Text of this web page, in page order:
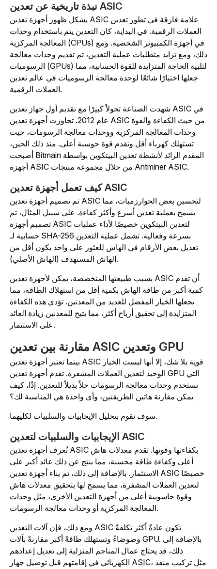
نبذة تاريخية عن تعدين ASIC
يشكل ظهور أجهزة تعدين ASIC علامة فارقة في تطور تعدين
العملات الرقمية. في البداية، كان التعدين يتم باستخدام وحدات
المعالجة المركزية (CPUs) في أجهزة الكمبيوتر الشخصية. ومع
ومع تزايد متطلبات عملية التعدين، تم تقديم وحدات معالجة
الرسوميات (GPUs) لتلبية الحاجة المتزايدة للقوة الحسابية، مما
جعلها اختيارًا شائعًا لوحدة معالجة الرسوميات في عالم تعدين
شهدت الصناعة تحولاً كبيرًا مع تقديم أول جهاز تعدين ASIC في
عام 2012. تجاوزت أجهزة تعدين ASIC من حيث الكفاءة والقوة
وحدات المعالجة المركزية ووحدات معالجة الرسومات، حيث
تستهلك كهرباء أقل وتقدم قوة حوسبة أعلى. منذ ذلك الحين،
أصبحت Bitmain المقدم الرائد لأنشطة تعدين البيتكوين بواسطة
أجهزة ASIC من خلال مجموعة منتجات Antminer ASIC.
كيف تعمل أجهزة تعدين ASIC
تم تصميم أجهزة تعدين ASIC لتحسين بعض الخوارزميات، مما
يسمح بعملية تعدين أسرع وأكثر كفاءة. على سبيل المثال، تم
تصميم أجهزة ASIC لتعدين البيتكوين خصيصًا لأداء عمليات
حسابية لـ SHA-256 بسرعة وفعالية. تشمل عملية التعدين
تعديل بعض الأرقام في الهاش للعثور على واحد يكون أقل من
بسبب طبيعتها المتخصصة، يمكن لأجهزة تعدين ASIC أن تقدم
كمية أكبر من طاقة الهاش بكمية أقل من استهلاك الطاقة، مما
يجعلها الخيار المفضل للعديد من المعدنين. تؤدي هذه الكفاءة
المتزايدة إلى تحقيق أرباح أكثر، مما يتيح للمعدنين زيادة العائد
مقارنة بين تعدين ASIC وتعدين GPU
بينما تعتبر أجهزة تعدين ASIC قوية بلا شك، إلا أنها ليست الخيار
الوحيد لتعدين العملات المشفرة. تقدم أجهزة تعدين GPU التي
تستخدم وحدات معالجة الرسومات حلاً بديلاً للتعدين. إذًا، كيف
يمكن مقارنة هاتين الطريقتين، وأي واحدة هي المناسبة لك؟
الإيجابيات والسلبيات لتعدين ASIC
تُعرف أجهزة تعدين ASIC بكفاءتها وقوتها. تقدم معدلات هاش
أعلى وكفاءة طاقة محسنة، مما ينتج عن ذلك عائد أكبر على
الاستثمار. بالإضافة إلى ذلك، تم بناء أجهزة تعدين ASIC خصيصًا
لتعدين العملات المشفرة، مما يسمح لها بتحقيق معدلات هاش
وقوة حاسوبية أعلى من أجهزة التعدين الأخرى، مثل وحدات
ومع ذلك، فإن آلات التعدين ASIC تكون عادةً أكثر تكلفةً
وضوضاءً وتستهلك طاقةً أكبر مقارنةً بآلات GPU. بالإضافة إلى
ذلك، قد يحتاج عمال المناجم المنزلية إلى تعديل إعدادهم
الكهربائي في إقامتهم قبل توصيل جهاز ASIC، مثل تركيب منفذ